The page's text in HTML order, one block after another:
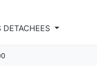
DETACHEES